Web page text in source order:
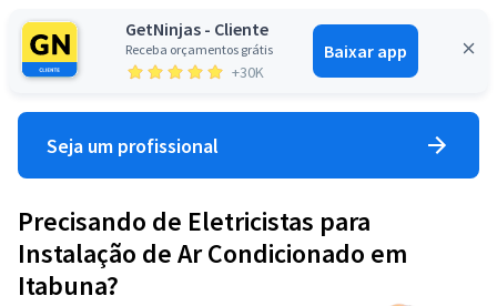
GetNinjas - Cliente
Receba orçamentos grátis
+30K
Baixar app
Entrar
Seja um profissional
Precisando de Eletricistas para
Instalação de Ar Condicionado em
Itabuna?